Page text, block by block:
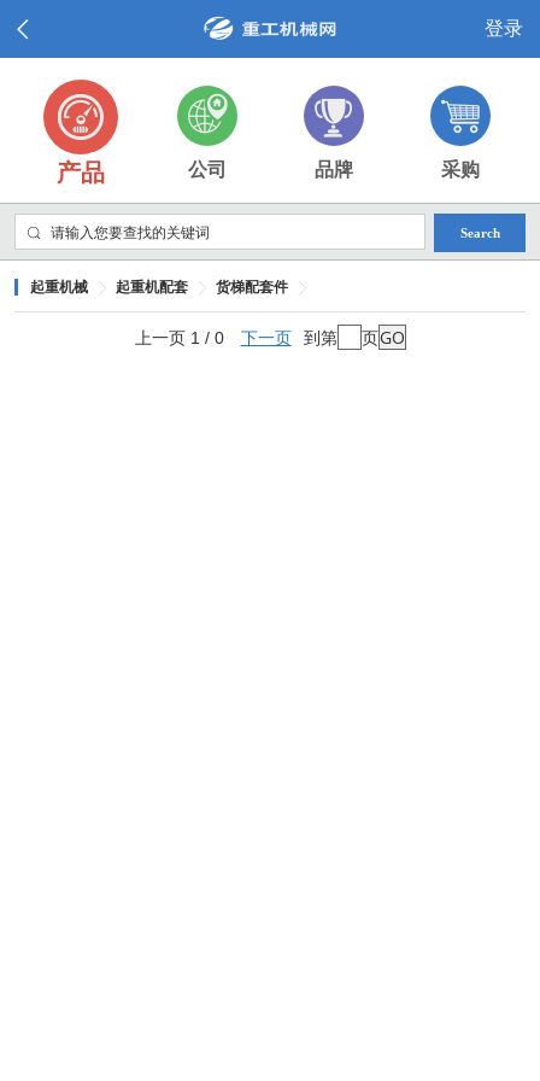
登录
产品 公司 品牌 采购
Search
起重机械 起重机配套 货梯配套件
上一页 1 / 0 下一页 到第 页